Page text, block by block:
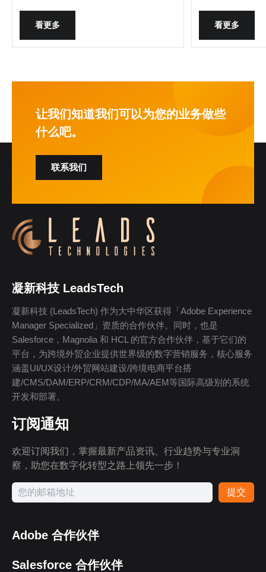
看更多 看更多
让我们知道我们可以为您的业务做些
什么吧。
联系我们
凝新科技 LeadsTech
凝新科技 (LeadsTech) 作为大中华区获得「Adobe Experience
Manager Specialized」资质的合作伙伴。同时，也是
Salesforce，Magnolia 和 HCL 的官方合作伙伴，基于它们的
平台，为跨境外贸企业提供世界级的数字营销服务，核心服务
涵盖UI/UX设计/外贸网站建设/跨境电商平台搭
建/CMS/DAM/ERP/CRM/CDP/MA/AEM等国际高级别的系统
开发和部署。
订阅通知
欢迎订阅我们，掌握最新产品资讯、行业趋势与专业洞
察，助您在数字化转型之路上领先一步！
提交
Adobe 合作伙伴
Salesforce 合作伙伴